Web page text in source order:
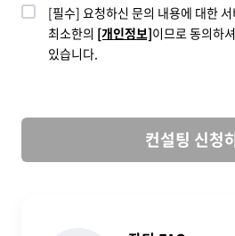
[필수] 요청하신 문의 내용에 대한
최소한의 [개인정보]이므로 동의하
있습니다.
컨설팅 신청